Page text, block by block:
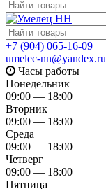
+7 (904) 065-16-09
umelec-nn@yandex.ru
Часы работы
Понедельник
09:00 — 18:00
Вторник
09:00 — 18:00
Среда
09:00 — 18:00
Четверг
09:00 — 18:00
Пятница